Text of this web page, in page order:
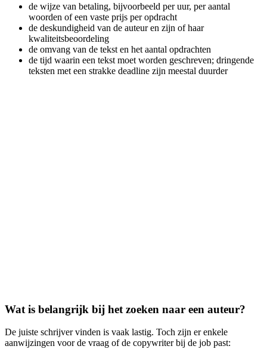
de wijze van betaling, bijvoorbeeld per uur, per aantal
woorden of een vaste prijs per opdracht
de deskundigheid van de auteur en zijn of haar
kwaliteitsbeoordeling
de omvang van de tekst en het aantal opdrachten
de tijd waarin een tekst moet worden geschreven; dringende
teksten met een strakke deadline zijn meestal duurder
Wat is belangrijk bij het zoeken naar een auteur?
De juiste schrijver vinden is vaak lastig. Toch zijn er enkele
aanwijzingen voor de vraag of de copywriter bij de job past: